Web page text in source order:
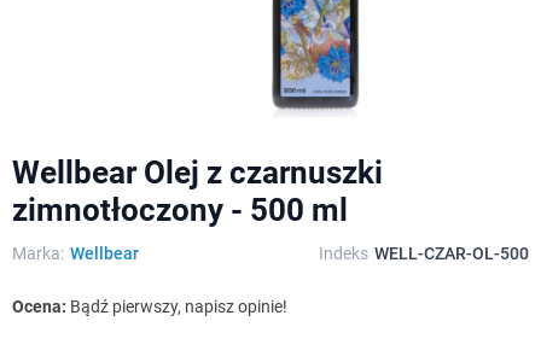
Wellbear Olej z czarnuszki
zimnotłoczony - 500 ml
Marka: Wellbear Indeks WELL-CZAR-OL-500
Ocena: Bądź pierwszy, napisz opinie!